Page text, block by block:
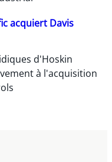
acquiert Davis
d'Hoskin
à l'acquisition